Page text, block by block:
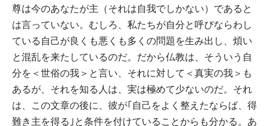
尊は今のあなたが主（それは自我でしかない）であると
は言っていない。むしろ、私たちが自分と呼びならわし
ている自己が良くも悪くも多くの問題を生み出し、煩い
と混乱を来たしているのだ。だから仏教は、そういう自
分を＜世俗の我＞と言い、それに対して＜真実の我＞も
あるが、それを知る人は、実は極めて少ないのだ。それ
は、この文章の後に、彼が｢自己をよく整えたならば、得
難き主を得る｣と条件を付けていることからも分かる。あ